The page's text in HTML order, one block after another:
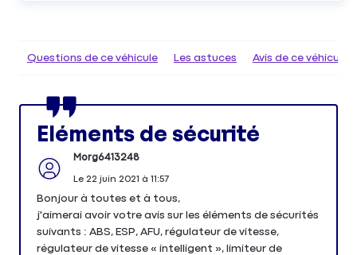
Questions de ce véhicule Les astuces Avis de ce véhicule
Eléments de sécurité
Morg6413248
Le 22 juin 2021 à 11:57
Bonjour à toutes et à tous,
j'aimerai avoir votre avis sur les éléments de sécurités
suivants : ABS, ESP, AFU, régulateur de vitesse,
régulateur de vitesse « intelligent », limiteur de